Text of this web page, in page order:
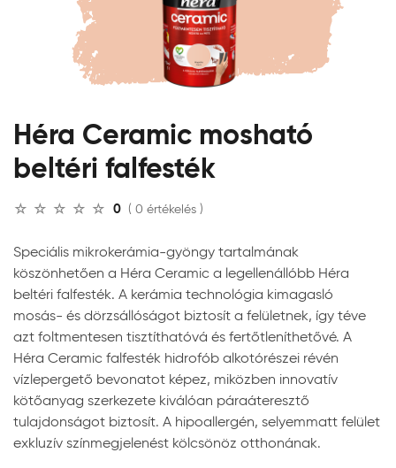
Héra Ceramic mosható
beltéri falfesték
0 ( 0 értékelés )
Speciális mikrokerámia-gyöngy tartalmának
köszönhetően a Héra Ceramic a legellenállóbb Héra
beltéri falfesték. A kerámia technológia kimagasló
mosás- és dörzsállóságot biztosít a felületnek, így téve
azt foltmentesen tisztíthatóvá és fertőtleníthetővé. A
Héra Ceramic falfesték hidrofób alkotórészei révén
vízlepergető bevonatot képez, miközben innovatív
kötőanyag szerkezete kiválóan páraáteresztő
tulajdonságot biztosít. A hipoallergén, selyemmatt felület
exkluzív színmegjelenést kölcsönöz otthonának.